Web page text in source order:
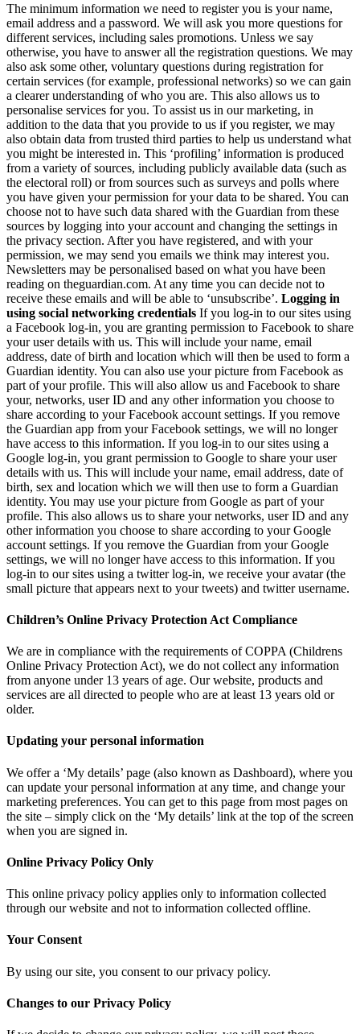
The minimum information we need to register you is your name,
email address and a password. We will ask you more questions for
different services, including sales promotions. Unless we say
otherwise, you have to answer all the registration questions. We may
also ask some other, voluntary questions during registration for
certain services (for example, professional networks) so we can gain
a clearer understanding of who you are. This also allows us to
personalise services for you. To assist us in our marketing, in
addition to the data that you provide to us if you register, we may
also obtain data from trusted third parties to help us understand what
you might be interested in. This ‘profiling’ information is produced
from a variety of sources, including publicly available data (such as
the electoral roll) or from sources such as surveys and polls where
you have given your permission for your data to be shared. You can
choose not to have such data shared with the Guardian from these
sources by logging into your account and changing the settings in
the privacy section. After you have registered, and with your
permission, we may send you emails we think may interest you.
Newsletters may be personalised based on what you have been
reading on theguardian.com. At any time you can decide not to
receive these emails and will be able to ‘unsubscribe’. Logging in
using social networking credentials If you log-in to our sites using
a Facebook log-in, you are granting permission to Facebook to share
your user details with us. This will include your name, email
address, date of birth and location which will then be used to form a
Guardian identity. You can also use your picture from Facebook as
part of your profile. This will also allow us and Facebook to share
your, networks, user ID and any other information you choose to
share according to your Facebook account settings. If you remove
the Guardian app from your Facebook settings, we will no longer
have access to this information. If you log-in to our sites using a
Google log-in, you grant permission to Google to share your user
details with us. This will include your name, email address, date of
birth, sex and location which we will then use to form a Guardian
identity. You may use your picture from Google as part of your
profile. This also allows us to share your networks, user ID and any
other information you choose to share according to your Google
account settings. If you remove the Guardian from your Google
settings, we will no longer have access to this information. If you
log-in to our sites using a twitter log-in, we receive your avatar (the
small picture that appears next to your tweets) and twitter username.
Children’s Online Privacy Protection Act Compliance
We are in compliance with the requirements of COPPA (Childrens
Online Privacy Protection Act), we do not collect any information
from anyone under 13 years of age. Our website, products and
services are all directed to people who are at least 13 years old or
older.
Updating your personal information
We offer a ‘My details’ page (also known as Dashboard), where you
can update your personal information at any time, and change your
marketing preferences. You can get to this page from most pages on
the site – simply click on the ‘My details’ link at the top of the screen
when you are signed in.
Online Privacy Policy Only
This online privacy policy applies only to information collected
through our website and not to information collected offline.
Your Consent
By using our site, you consent to our privacy policy.
Changes to our Privacy Policy